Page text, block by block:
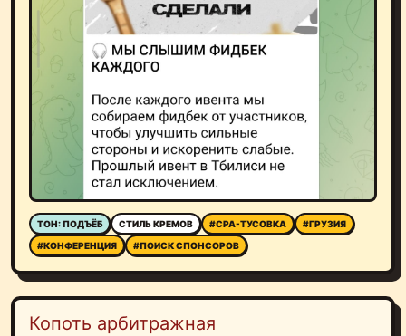
ТОН: ПОДЪЁБ СТИЛЬ КРЕМОВ #CPA-ТУСОВКА
#ГРУЗИЯ
#КОНФЕРЕНЦИЯ
#ПОИСК СПОНСОРОВ
Копоть арбитражная